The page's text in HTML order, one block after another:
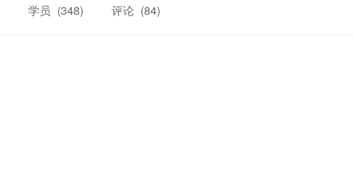
学员 (348) 评论 (84)